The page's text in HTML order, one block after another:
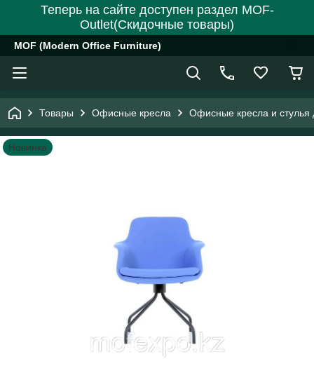
Теперь на сайте доступен раздел MOF-
Outlet(Скидочные товары)
MOF (Modern Office Furniture)
Товары Офисные кресла Офисные кресла и стулья
Новинка